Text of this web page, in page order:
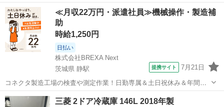
≪月収22万円・派遣社員≫機械操作・製造補
助
時給1,250円
日払い
株式会社BREXA Next
茨城県 静駅
提携サイト 7月21日
コネクタ製造工場の検査や測定作業！日勤専属＆土日祝休み＆年間休
日128日★クリーンルーム内作業★マイカー通勤OK＆無料駐車場あり
★就業先食堂利用可！日払い制度あり！《茨城県常陸大宮市》 人気の
茨城 常陸大宮市 静駅 その他
三菱 2ドア冷蔵庫 146L 2018年製